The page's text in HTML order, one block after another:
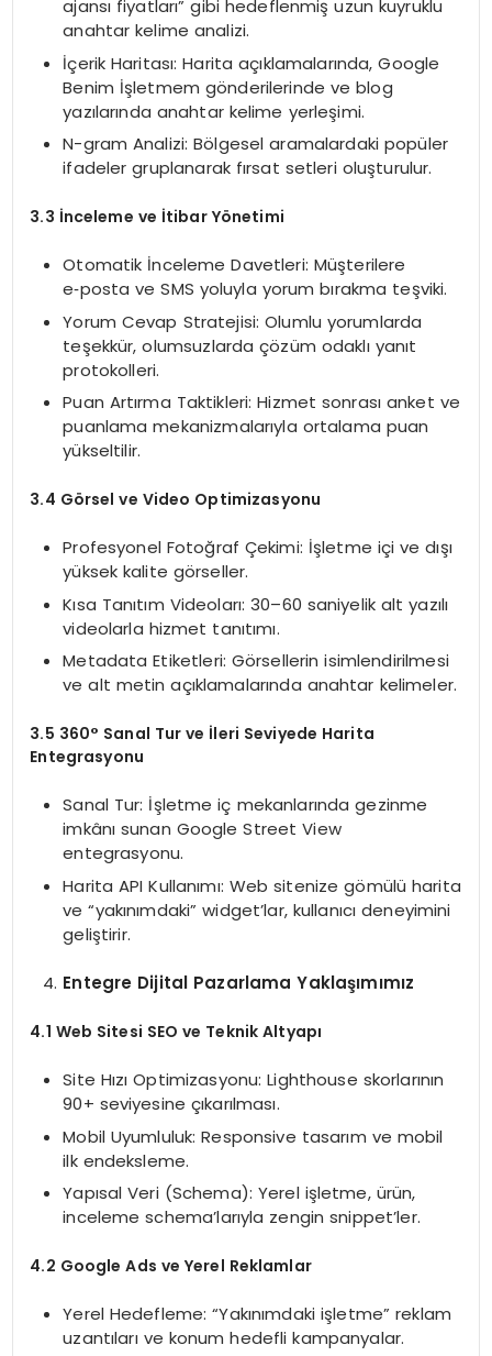
ajansı fiyatları” gibi hedeflenmiş uzun kuyruklu
anahtar kelime analizi.
İçerik Haritası: Harita açıklamalarında, Google
Benim İşletmem gönderilerinde ve blog
yazılarında anahtar kelime yerleşimi.
N-gram Analizi: Bölgesel aramalardaki popüler
ifadeler gruplanarak fırsat setleri oluşturulur.
3.3 İnceleme ve İtibar Yönetimi
Otomatik İnceleme Davetleri: Müşterilere
e‑posta ve SMS yoluyla yorum bırakma teşviki.
Yorum Cevap Stratejisi: Olumlu yorumlarda
teşekkür, olumsuzlarda çözüm odaklı yanıt
protokolleri.
Puan Artırma Taktikleri: Hizmet sonrası anket ve
puanlama mekanizmalarıyla ortalama puan
yükseltilir.
3.4 Görsel ve Video Optimizasyonu
Profesyonel Fotoğraf Çekimi: İşletme içi ve dışı
yüksek kalite görseller.
Kısa Tanıtım Videoları: 30–60 saniyelik alt yazılı
videolarla hizmet tanıtımı.
Metadata Etiketleri: Görsellerin isimlendirilmesi
ve alt metin açıklamalarında anahtar kelimeler.
3.5 360° Sanal Tur ve İleri Seviyede Harita
Entegrasyonu
Sanal Tur: İşletme iç mekanlarında gezinme
imkânı sunan Google Street View
entegrasyonu.
Harita API Kullanımı: Web sitenize gömülü harita
ve “yakınımdaki” widget’lar, kullanıcı deneyimini
geliştirir.
Entegre Dijital Pazarlama Yaklaşımımız
4.1 Web Sitesi SEO ve Teknik Altyapı
Site Hızı Optimizasyonu: Lighthouse skorlarının
90+ seviyesine çıkarılması.
Mobil Uyumluluk: Responsive tasarım ve mobil
ilk endeksleme.
Yapısal Veri (Schema): Yerel işletme, ürün,
inceleme schema’larıyla zengin snippet’ler.
4.2 Google Ads ve Yerel Reklamlar
Yerel Hedefleme: “Yakınımdaki işletme” reklam
uzantıları ve konum hedefli kampanyalar.